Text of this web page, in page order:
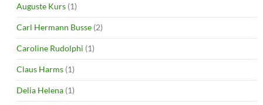
Auguste Kurs (1)
Carl Hermann Busse (2)
Caroline Rudolphi (1)
Claus Harms (1)
Delia Helena (1)